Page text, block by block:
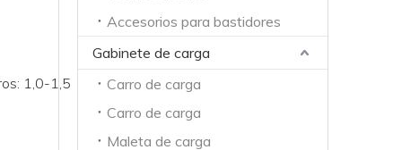
1,0-1,5
Accesorios para bastidores
Gabinete de carga
Carro de carga
Carro de carga
Maleta de carga